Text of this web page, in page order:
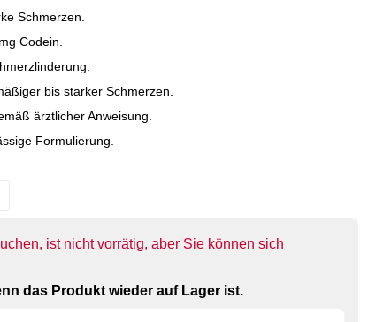
Schmerzen.
Codein.
bis starker Schmerzen.
ärztlicher Anweisung.
Formulierung.
ist nicht vorrätig, aber Sie können sich
das Produkt wieder auf Lager ist.